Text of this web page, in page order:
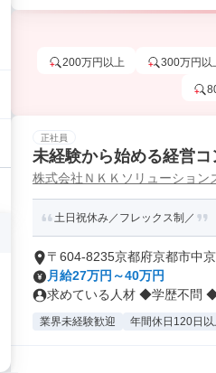
200万円以上 300万円以
正社員
未経験から始める経営
株式会社ＮＫＫソリューション
土日祝休み／フレックス制／
〒604-8235京都府京都市中
月給27万円～40万円
求めている人材 ◆学歴不問
業界未経験歓迎 年間休日120日以